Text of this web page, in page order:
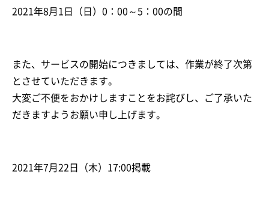
2021年8月1日（日）0：00～5：00の間
また、サービスの開始につきましては、作業が終了次第
とさせていただきます。
大変ご不便をおかけしますことをお詫びし、ご了承いた
だきますようお願い申し上げます。
2021年7月22日（木）17:00掲載